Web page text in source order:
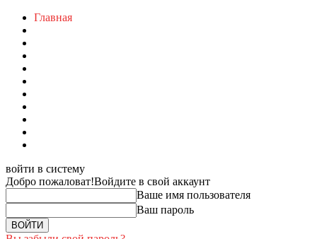
Главная
войти в систему
Добро пожаловат!Войдите в свой аккаунт
Ваше имя пользователя
Ваш пароль